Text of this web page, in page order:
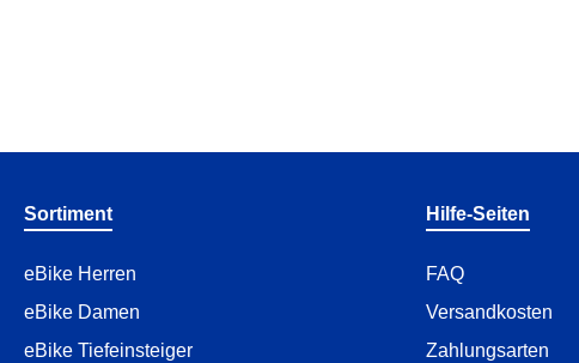
Sortiment
eBike Herren
eBike Damen
eBike Tiefeinsteiger
Hilfe-Seiten
FAQ
Versandkosten
Zahlungsarten